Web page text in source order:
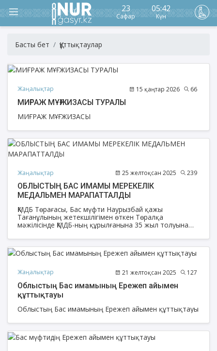
23
Сафар
05:42
Күн
Басты бет Құттықтаулар
Жаңалықтар 15 қаңтар 2026 66
МИҒРАЖ МҰҒЖИЗАСЫ ТУРАЛЫ
МИҒРАЖ МҰҒЖИЗАСЫ
Жаңалықтар 25 желтоқсан 2025 239
ОБЛЫСТЫҢ БАС ИМАМЫ МЕРЕКЕЛІК
МЕДАЛЬМЕН МАРАПАТТАЛДЫ
ҚМДБ Төрағасы, Бас мүфти Наурызбай қажы
Тағанұлының жетекшілігімен өткен Төралқа
мәжілісінде ҚМДБ-ның құрылғанына 35 жыл толуына
мерекелік медальмен марапатталды.
Жаңалықтар 21 желтоқсан 2025 127
Облыстың Бас имамының Ережеп айымен
құттықтауы
Облыстың Бас имамының Ережеп айымен құттықтауы